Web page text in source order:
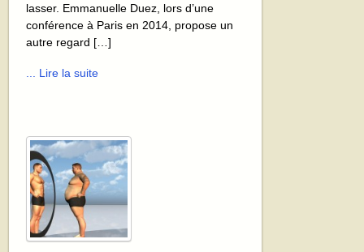
lasser. Emmanuelle Duez, lors d’une
conférence à Paris en 2014, propose un
autre regard […]
... Lire la suite